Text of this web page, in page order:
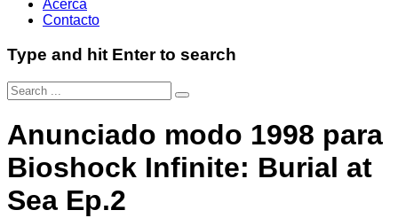
Acerca
Contacto
Type and hit Enter to search
Anunciado modo 1998 para
Bioshock Infinite: Burial at
Sea Ep.2